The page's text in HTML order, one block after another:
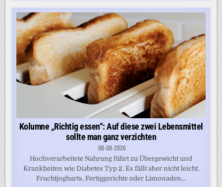
Kolumne „Richtig essen“: Auf diese zwei Lebensmittel
sollte man ganz verzichten
08-08-2026
Hochverarbeitete Nahrung führt zu Übergewicht und
Krankheiten wie Diabetes Typ 2. Es fällt aber nicht leicht,
Fruchtjoghurts, Fertiggerichte oder Limonaden...